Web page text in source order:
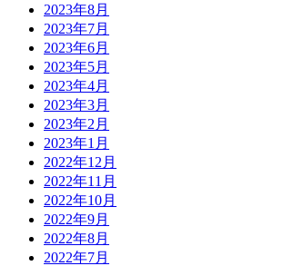
2023年8月
2023年7月
2023年6月
2023年5月
2023年4月
2023年3月
2023年2月
2023年1月
2022年12月
2022年11月
2022年10月
2022年9月
2022年8月
2022年7月